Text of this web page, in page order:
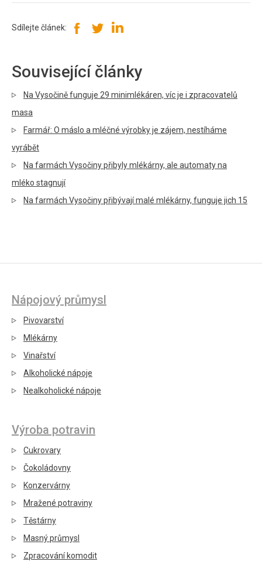
Sdílejte článek:
Související články
Na Vysočině funguje 29 minimlékáren, víc je i zpracovatelů
masa
Farmář: O máslo a mléčné výrobky je zájem, nestíháme
vyrábět
Na farmách Vysočiny přibyly mlékárny, ale automaty na
mléko stagnují
Na farmách Vysočiny přibývají malé mlékárny, funguje jich 15
Nápojový průmysl
Pivovarství
Mlékárny
Vinařství
Alkoholické nápoje
Nealkoholické nápoje
Výroba potravin
Cukrovary
Čokoládovny
Konzervárny
Mražené potraviny
Těstárny
Masný průmysl
Zpracování komodit